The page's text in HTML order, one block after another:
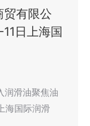
有限公
日上海国
润滑油聚焦油
海国际润滑